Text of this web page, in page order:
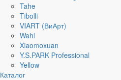
Tahe
Tibolli
VIART (ВиАрт)
Wahl
Xiaomoxuan
Y.S.PARK Professional
Yellow
Каталог